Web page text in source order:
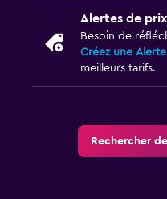
Alertes de prix
Besoin de
Créez une
meilleurs tarifs.
Rechercher